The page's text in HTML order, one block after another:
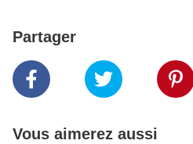
Partager
Vous aimerez aussi